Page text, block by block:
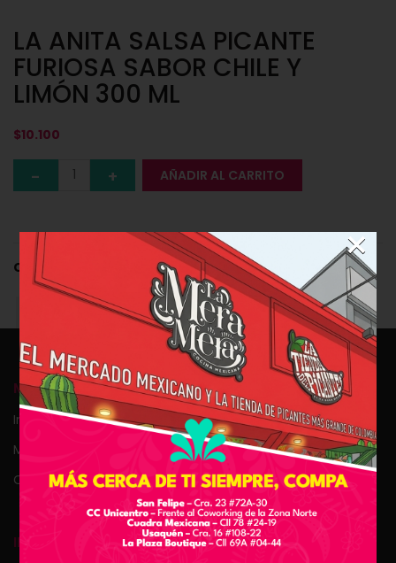
LA ANITA SALSA PICANTE
FURIOSA SABOR CHILE Y
LIMÓN 300 ML
$10.100
AÑADIR AL CARRITO
Categoría: Uncategorized
MI CUENTA
Ingresar
Mi carrito
Checkout
INFORMACIÓN
×